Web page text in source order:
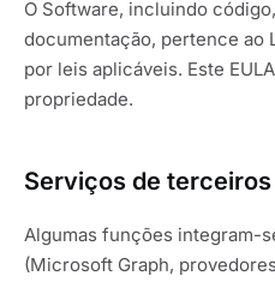
O Software, incluindo
documentação, pertence ao
por leis aplicáveis. Este
propriedade.
Serviços de terceiros
Algumas funções integram-
(Microsoft Graph,